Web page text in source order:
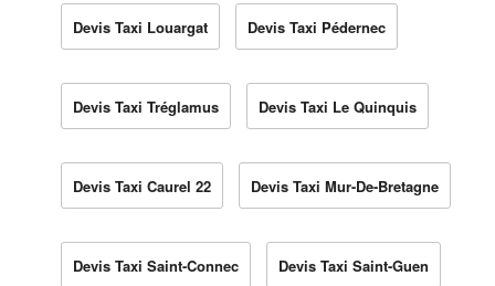
Devis Taxi Louargat Devis Taxi Pédernec
Devis Taxi Tréglamus Devis Taxi Le Quinquis
Devis Taxi Caurel 22 Devis Taxi Mur-De-Bretagne
Devis Taxi Saint-Connec Devis Taxi Saint-Guen